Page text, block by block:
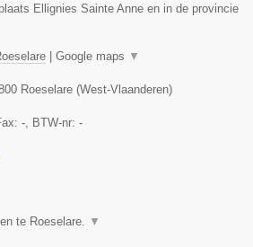
Ellignies Sainte Anne en in de provincie
Google maps ▼
Roeselare (West-Vlaanderen)
-, BTW-nr: -
te Roeselare. ▼